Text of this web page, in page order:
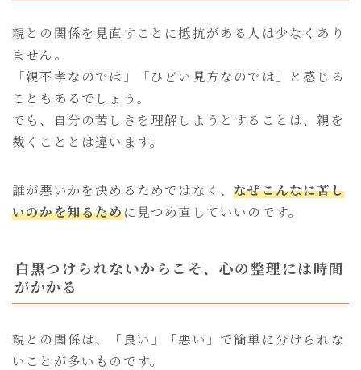
親との関係を見直すことに抵抗がある人は少なくあり
ません。
「親不孝なのでは」「ひどい見方なのでは」と感じる
こともあるでしょう。
でも、自分の苦しさを理解しようとすることは、親を
裁くこととは違います。
誰が悪いかを決めるためではなく、なぜこんなに苦し
いのかを知るために見つめ直していいのです。
白黒つけられないからこそ、心の整理には時間
がかかる
親との関係は、「良い」「悪い」で簡単に分けられな
いことが多いものです。